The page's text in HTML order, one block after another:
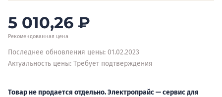
5 010,26 ₽
Рекомендованная цена
Последнее обновления цены: 01.02.2023
Актуальность цены: Требует подтверждения
Товар не продается отдельно. Электропрайс — сервис для